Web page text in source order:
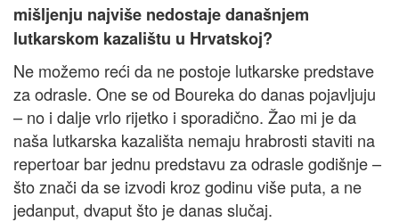
mišljenju najviše nedostaje današnjem
lutkarskom kazalištu u Hrvatskoj?
Ne možemo reći da ne postoje lutkarske predstave
za odrasle. One se od Boureka do danas pojavljuju
– no i dalje vrlo rijetko i sporadično. Žao mi je da
naša lutkarska kazališta nemaju hrabrosti staviti na
repertoar bar jednu predstavu za odrasle godišnje –
što znači da se izvodi kroz godinu više puta, a ne
jedanput, dvaput što je danas slučaj.